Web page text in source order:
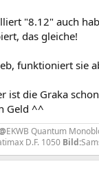
"8.12" auch
das gleiche!
funktioniert sie
ist die Graka
Geld ^^
EKWB Quantum
D.F. 1050 Bild: